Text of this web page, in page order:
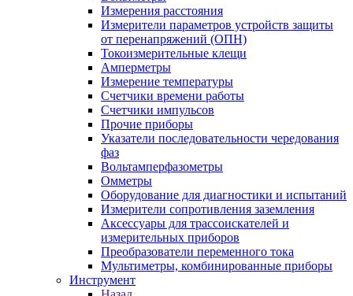
Измерения расстояния
Измерители параметров устройств защиты
от перенапряжений (ОПН)
Токоизмерительные клещи
Амперметры
Измерение температуры
Счетчики времени работы
Счетчики импульсов
Прочие приборы
Указатели последовательности чередования
фаз
Вольтамперфазометры
Омметры
Оборудование для диагностики и испытаний
Измерители сопротивления заземления
Аксессуары для трассоискателей и
измерительных приборов
Преобразователи переменного тока
Мультиметры, комбинированные приборы
Инструмент